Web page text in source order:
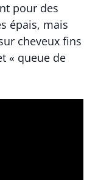
pour des
épais, mais
cheveux fins
« queue de